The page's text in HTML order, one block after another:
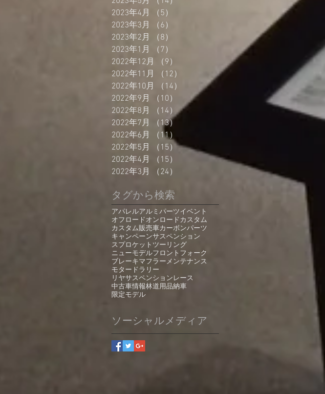
2023年4月
（5）
2023年3月
（6）
2023年2月
（8）
2023年1月
（7）
2022年12月
（9）
2022年11月
（12）
12件の記事
2022年10月
（14）
14件の記事
2022年9月
（10）
10件の記事
2022年8月
（14）14件の記事
2022年7月
（13）
2022年6月
（11）
2022年5月
（15）15件の記事
2022年4月
（15）
15件の記事
2022年3月
（24）
タグから検索
アパレルアルミパーツイベント
オフロードオンロードカスタム
カスタム販売車カーボンパーツ
キャンペーンサスペンション
スプロケット ツーリング
ニューモデルフロントフォーク
ブレーキマフラーメンテナンス
モタードラリー
リヤサスペンションレース
中古車情報林道用品納車
限定モデル
ソーシャルメディア